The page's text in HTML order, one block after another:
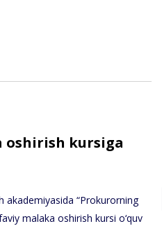
oshirish kursiga
akademiyasida “Prokurorning
malaka oshirish kursi o‘quv